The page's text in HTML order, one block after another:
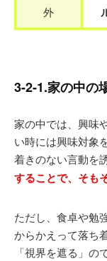
外
3-2-1.家の中の
家の中では、興味
い時には興味対象
着きのない言動を
することで、そも
ただし、食卓や勉
からかえって落ち
「視界を遮る」